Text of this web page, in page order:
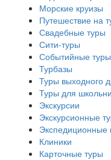
Морские круизы
Путешествие на
Свадебные туры
Сити-туры
Событийные туры
Турбазы
Туры выходного
Туры для
Экскурсии
Экскурсионные
Экспедиционные
Клиники
Карточные туры